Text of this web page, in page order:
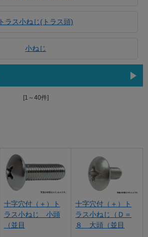
トラス小ねじ(トラス頭)
小ねじ
[1～40件]
十字穴付（＋）ト
ラス小ねじ 小頭
（並目
十字穴付（＋）ト
ラス小ねじ（Ｄ＝
８ 大頭（並目